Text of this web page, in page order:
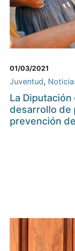
01/03/2021
Juventud,
La
desarrollo de
prevención